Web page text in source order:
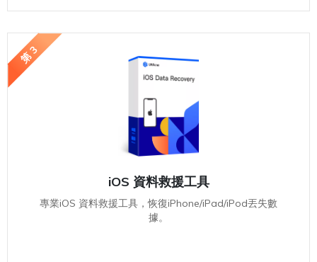
第 3
iOS 資料救援工具
專業iOS 資料救援工具，恢復iPhone/iPad/iPod丟失數
據。